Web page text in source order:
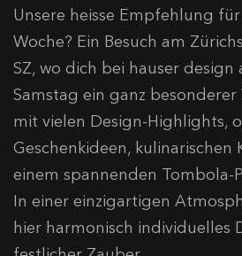
Unsere heisse Empfehlung
Woche? Ein Besuch am
SZ, wo dich bei hauser design
Samstag ein ganz
mit vielen Design-Highlights,
Geschenkideen, kulinarischen
einem spannenden Tombola-
In einer einzigartigen
hier harmonisch individuelles